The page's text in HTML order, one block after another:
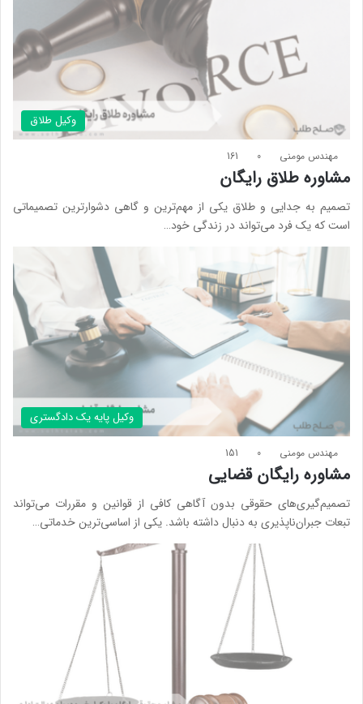
وکیل طلاق
مهندس مومنی 0
161
مشاوره طلاق رایگان
تصمیم به جدایی و طلاق یکی از مهم‌ترین و گاهی دشوارترین تصمیماتی
است که یک فرد می‌تواند در زندگی خود…
وکیل پایه یک دادگستری
مهندس مومنی 0
151
مشاوره رایگان قضایی
تصمیم‌گیری‌های حقوقی بدون آگاهی کافی از قوانین و مقررات می‌تواند
تبعات جبران‌ناپذیری به دنبال داشته باشد. یکی از اساسی‌ترین خدماتی…